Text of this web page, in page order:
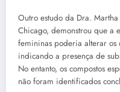
Outro estudo da Dra.
Chicago, demonstrou que a
femininas poderia alterar os
indicando a presença de
No entanto, os compostos
não foram identificados